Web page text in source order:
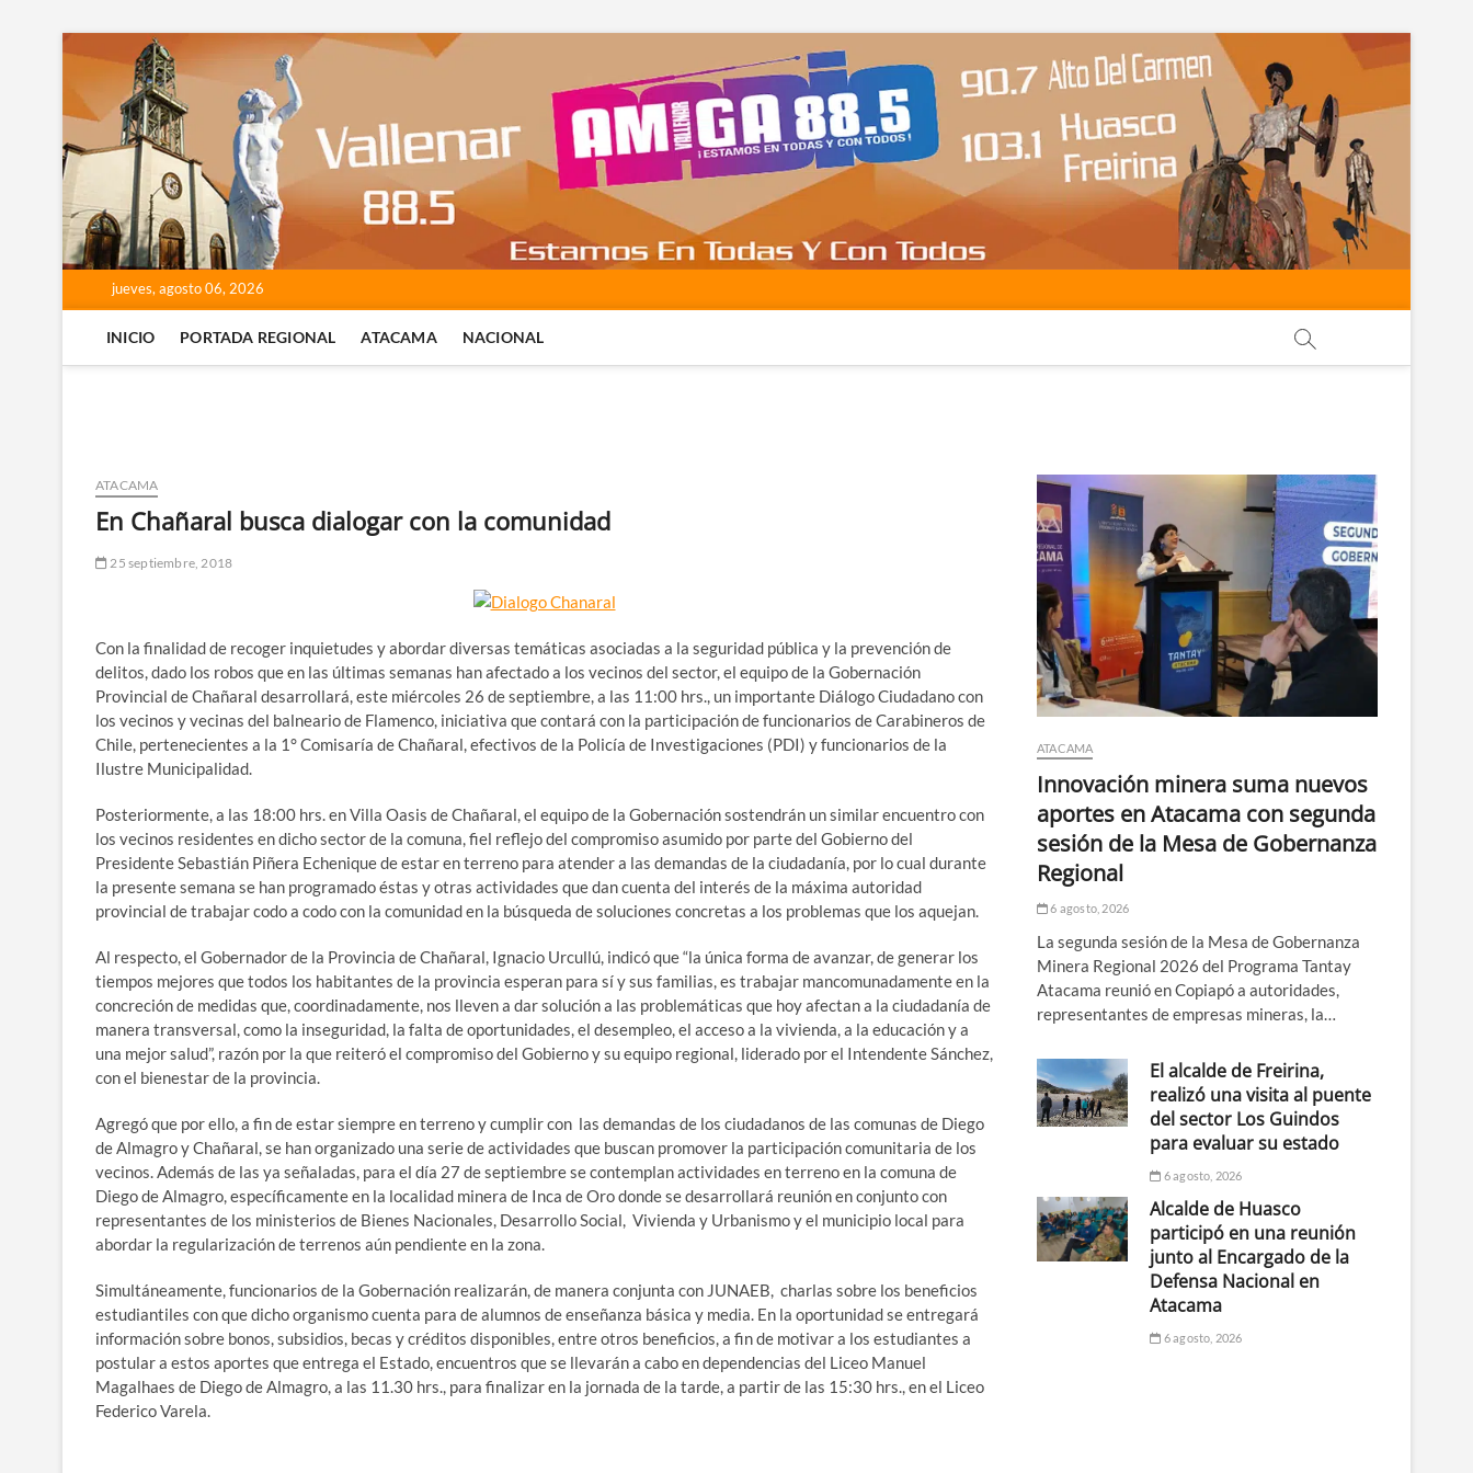
contenido
jueves, agosto 06, 2026
INICIO PORTADA REGIONAL ATACAMA NACIONAL
ATACAMA
En Chañaral busca dialogar con la comunidad
25 septiembre, 2018
Con la finalidad de recoger inquietudes y abordar diversas temáticas asociadas a la seguridad pública y la prevención de
delitos, dado los robos que en las últimas semanas han afectado a los vecinos del sector, el equipo de la Gobernación
Provincial de Chañaral desarrollará, este miércoles 26 de septiembre, a las 11:00 hrs., un importante Diálogo Ciudadano con
los vecinos y vecinas del balneario de Flamenco, iniciativa que contará con la participación de funcionarios de Carabineros de
Chile, pertenecientes a la 1° Comisaría de Chañaral, efectivos de la Policía de Investigaciones (PDI) y funcionarios de la
Ilustre Municipalidad.
Posteriormente, a las 18:00 hrs. en Villa Oasis de Chañaral, el equipo de la Gobernación sostendrán un similar encuentro con
los vecinos residentes en dicho sector de la comuna, fiel reflejo del compromiso asumido por parte del Gobierno del
Presidente Sebastián Piñera Echenique de estar en terreno para atender a las demandas de la ciudadanía, por lo cual durante
la presente semana se han programado éstas y otras actividades que dan cuenta del interés de la máxima autoridad
provincial de trabajar codo a codo con la comunidad en la búsqueda de soluciones concretas a los problemas que los aquejan.
Al respecto, el Gobernador de la Provincia de Chañaral, Ignacio Urcullú, indicó que “la única forma de avanzar, de generar los
tiempos mejores que todos los habitantes de la provincia esperan para sí y sus familias, es trabajar mancomunadamente en la
concreción de medidas que, coordinadamente, nos lleven a dar solución a las problemáticas que hoy afectan a la ciudadanía de
manera transversal, como la inseguridad, la falta de oportunidades, el desempleo, el acceso a la vivienda, a la educación y a
una mejor salud”, razón por la que reiteró el compromiso del Gobierno y su equipo regional, liderado por el Intendente Sánchez,
con el bienestar de la provincia.
Agregó que por ello, a fin de estar siempre en terreno y cumplir con las demandas de los ciudadanos de las comunas de Diego
de Almagro y Chañaral, se han organizado una serie de actividades que buscan promover la participación comunitaria de los
vecinos. Además de las ya señaladas, para el día 27 de septiembre se contemplan actividades en terreno en la comuna de
Diego de Almagro, específicamente en la localidad minera de Inca de Oro donde se desarrollará reunión en conjunto con
representantes de los ministerios de Bienes Nacionales, Desarrollo Social, Vivienda y Urbanismo y el municipio local para
abordar la regularización de terrenos aún pendiente en la zona.
Simultáneamente, funcionarios de la Gobernación realizarán, de manera conjunta con JUNAEB, charlas sobre los beneficios
estudiantiles con que dicho organismo cuenta para de alumnos de enseñanza básica y media. En la oportunidad se entregará
información sobre bonos, subsidios, becas y créditos disponibles, entre otros beneficios, a fin de motivar a los estudiantes a
postular a estos aportes que entrega el Estado, encuentros que se llevarán a cabo en dependencias del Liceo Manuel
Magalhaes de Diego de Almagro, a las 11.30 hrs., para finalizar en la jornada de la tarde, a partir de las 15:30 hrs., en el Liceo
Federico Varela.
ATACAMA
Innovación minera suma nuevos
aportes en Atacama con segunda
sesión de la Mesa de Gobernanza
Regional
6 agosto, 2026
La segunda sesión de la Mesa de Gobernanza
Minera Regional 2026 del Programa Tantay
Atacama reunió en Copiapó a autoridades,
representantes de empresas mineras, la…
El alcalde de Freirina,
realizó una visita al puente
del sector Los Guindos
para evaluar su estado
6 agosto, 2026
Alcalde de Huasco
participó en una reunión
junto al Encargado de la
Defensa Nacional en
Atacama
6 agosto, 2026